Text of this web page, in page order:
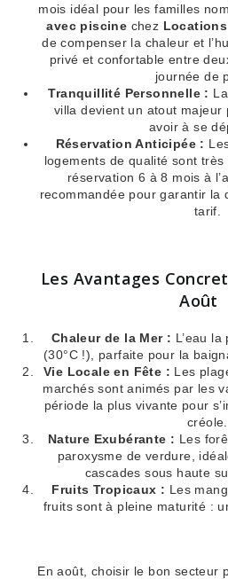
mois idéal pour les familles
avec piscine chez
de compenser la chaleur et
privé et confortable entre
journée de
Tranquillité Personnelle :
villa devient un atout
avoir à se
Réservation Anticipée :
logements de qualité sont
réservation 6 à 8 mois à
recommandée pour garantir la
tarif.
Les Avantages
Août
Chaleur de la Mer : L’eau
(30°C !), parfaite pour la
Vie Locale en Fête : Les
marchés sont animés par les
période la plus vivante pour
créole.
Nature Exubérante : Les
paroxysme de verdure,
cascades sous haute
Fruits Tropicaux : Les
fruits sont à pleine maturité :
En août, choisir le bon secteur